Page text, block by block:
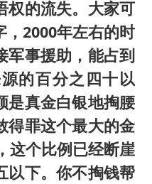
权的流失。大家可
，2000年左右的时
军事援助，能占到
的百分之四十以
是真金白银地掏腰
得罪这个最大的金
这个比例已经断崖
以下。你不掏钱帮